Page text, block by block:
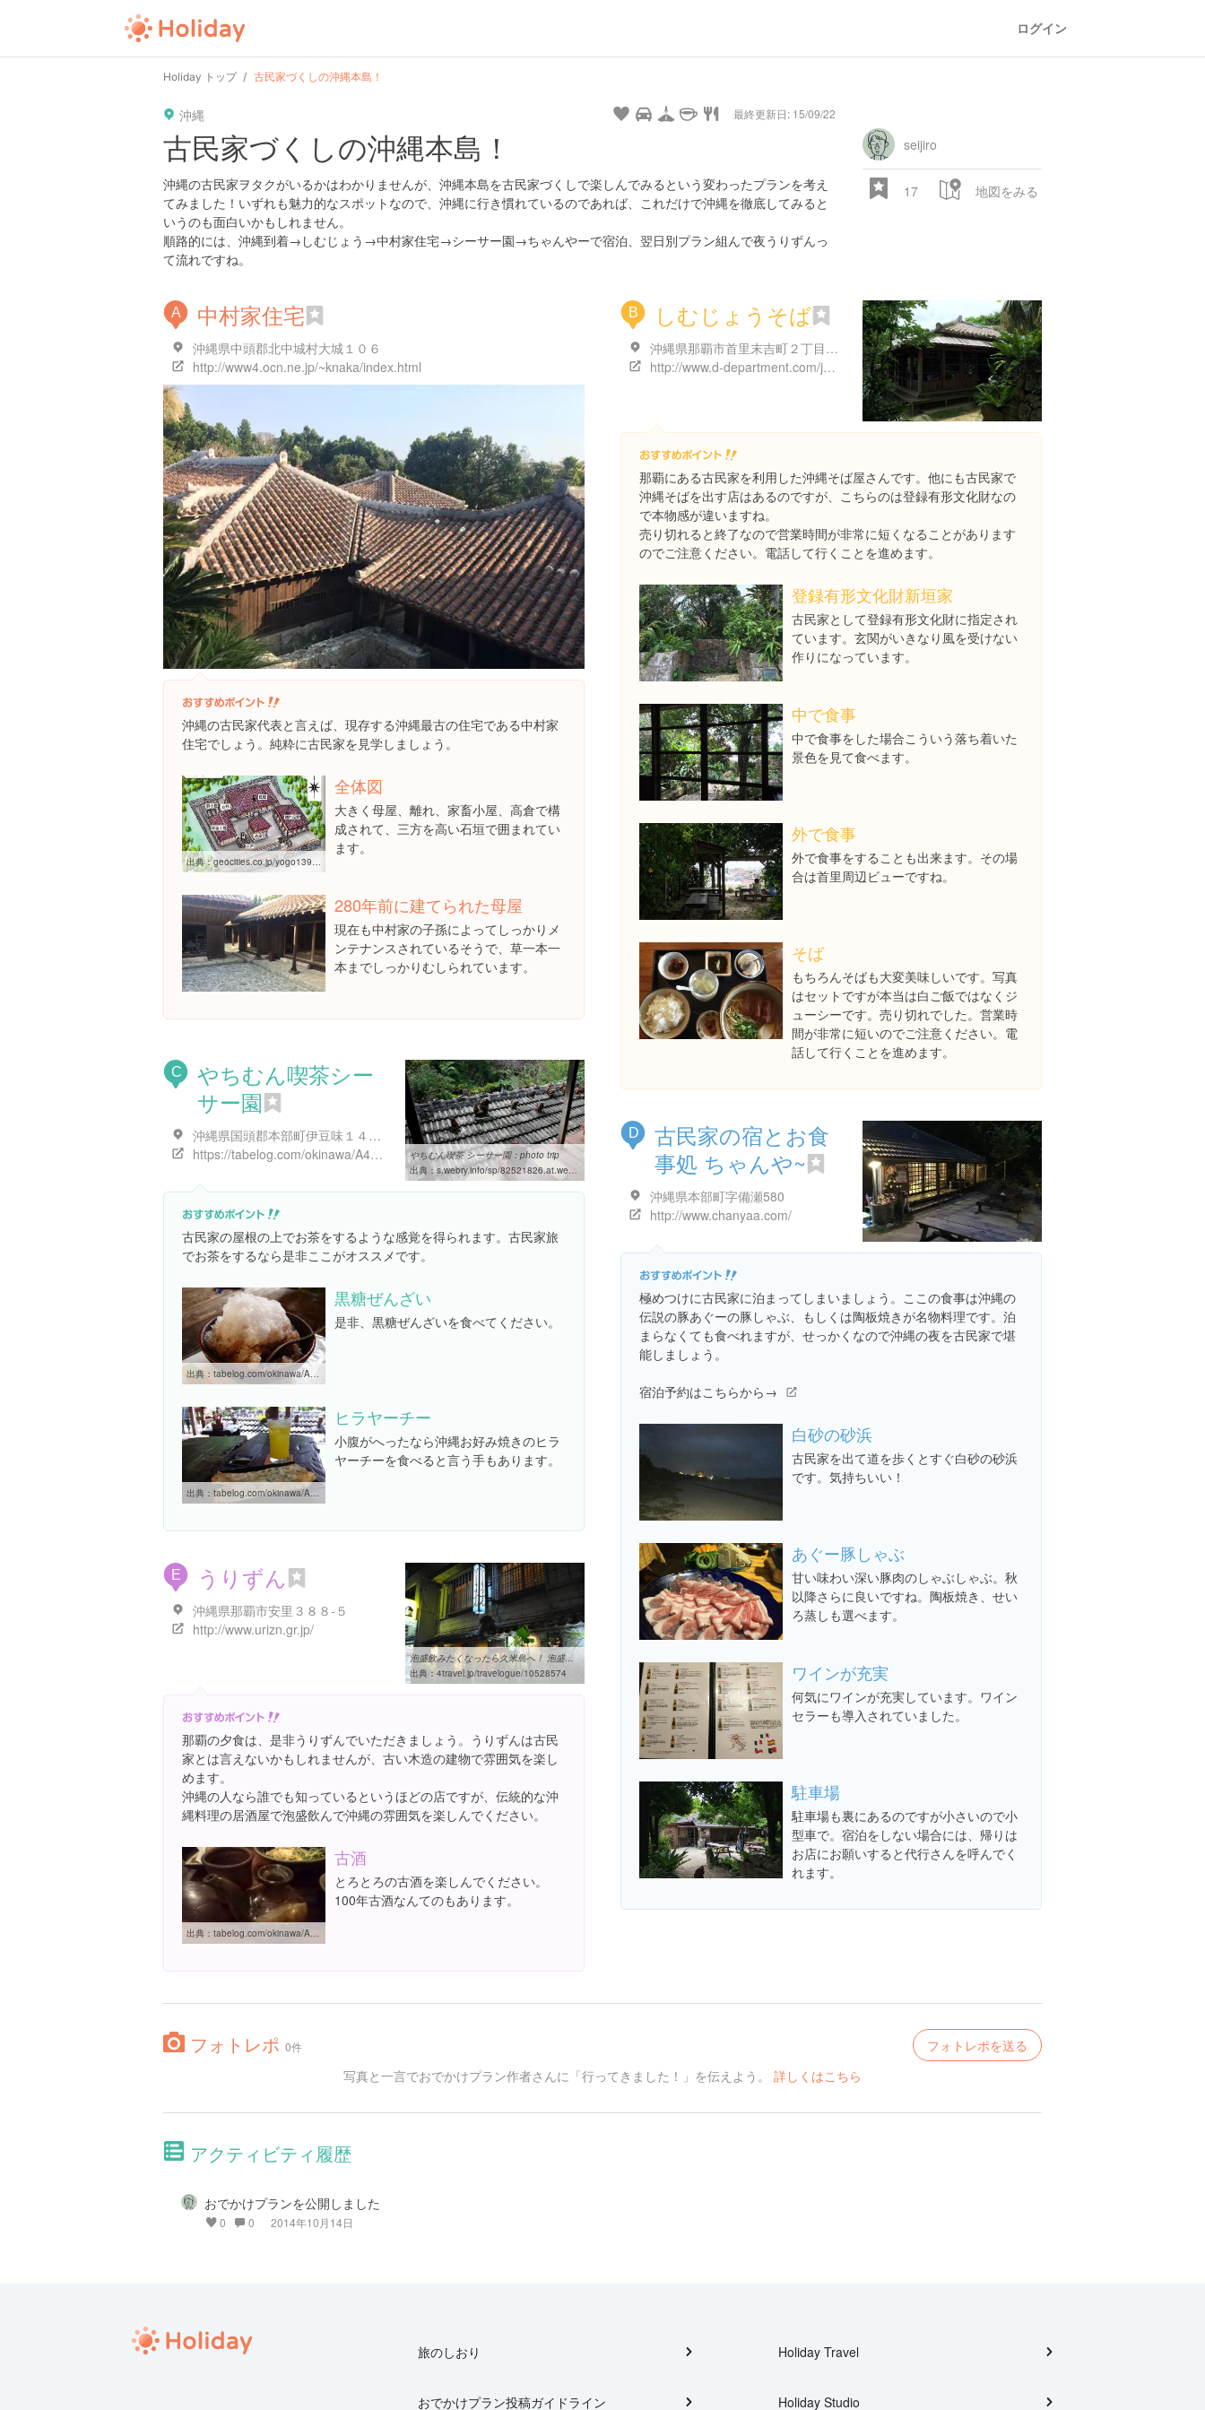
ログイン
Holiday トップ 古民家づくしの沖縄本島！
沖縄 最終更新日: 15/09/22
古民家づくしの沖縄本島！
沖縄の古民家ヲタクがいるかはわかりませんが、沖縄本島を古民家づくしで楽しんでみるという変わったプランを考え
てみました！いずれも魅力的なスポットなので、沖縄に行き慣れているのであれば、これだけで沖縄を徹底してみると
いうのも面白いかもしれません。
順路的には、沖縄到着→しむじょう→中村家住宅→シーサー園→ちゃんやーで宿泊、翌日別プラン組んで夜うりずんっ
て流れですね。
seijiro
17 地図をみる
A 中村家住宅
沖縄県中頭郡北中城村大城１０６
http://www4.ocn.ne.jp/~knaka/index.html
沖縄の古民家代表と言えば、現存する沖縄最古の住宅である中村家
住宅でしょう。純粋に古民家を見学しましょう。
出典：geocities.co.jp/yogo139/okinawa/kitanakagusukumura.htm
全体図
大きく母屋、離れ、家畜小屋、高倉で構
成されて、三方を高い石垣で囲まれてい
ます。
280年前に建てられた母屋
現在も中村家の子孫によってしっかりメ
ンテナンスされているそうで、草一本一
本までしっかりむしられています。
B しむじょうそば
沖縄県那覇市首里末吉町２丁目１２４-２
http://www.d-department.com/jp/archives/restaurants/7314
那覇にある古民家を利用した沖縄そば屋さんです。他にも古民家で
沖縄そばを出す店はあるのですが、こちらのは登録有形文化財なの
で本物感が違いますね。
売り切れると終了なので営業時間が非常に短くなることがあります
のでご注意ください。電話して行くことを進めます。
登録有形文化財新垣家
古民家として登録有形文化財に指定され
ています。玄関がいきなり風を受けない
作りになっています。
中で食事
中で食事をした場合こういう落ち着いた
景色を見て食べます。
外で食事
外で食事をすることも出来ます。その場
合は首里周辺ビューですね。
そば
もちろんそばも大変美味しいです。写真
はセットですが本当は白ご飯ではなくジ
ューシーです。売り切れでした。営業時
間が非常に短いのでご注意ください。電
話して行くことを進めます。
C
やちむん喫茶シー
サー園
沖縄県国頭郡本部町伊豆味１４３９
https://tabelog.com/okinawa/A4702/A470202/47000272/
やちむん喫茶 シーサー園：photo trip
出典：s.webry.info/sp/82521826.at.webry.info/200901/article_4.html
古民家の屋根の上でお茶をするような感覚を得られます。古民家旅
でお茶をするなら是非ここがオススメです。
出典： tabelog.com/okinawa/A4702/A470202/47000272/dtlrvwlst/3075100
黒糖ぜんざい
是非、黒糖ぜんざいを食べてください。
出典： tabelog.com/okinawa/A4702/A470202/47000272
ヒラヤーチー
小腹がへったなら沖縄お好み焼きのヒラ
ヤーチーを食べると言う手もあります。
D
古民家の宿とお食
事処 ちゃんや~
沖縄県本部町字備瀬580
http://www.chanyaa.com/
極めつけに古民家に泊まってしまいましょう。ここの食事は沖縄の
伝説の豚あぐーの豚しゃぶ、もしくは陶板焼きが名物料理です。泊
まらなくても食べれますが、せっかくなので沖縄の夜を古民家で堪
能しましょう。
宿泊予約はこちらから→
白砂の砂浜
古民家を出て道を歩くとすぐ白砂の砂浜
です。気持ちいい！
あぐー豚しゃぶ
甘い味わい深い豚肉のしゃぶしゃぶ。秋
以降さらに良いですね。陶板焼き、せい
ろ蒸しも選べます。
ワインが充実
何気にワインが充実しています。ワイン
セラーも導入されていました。
駐車場
駐車場も裏にあるのですが小さいので小
型車で。宿泊をしない場合には、帰りは
お店にお願いすると代行さんを呼んでく
れます。
E うりずん
沖縄県那覇市安里３８８-５
http://www.urizn.gr.jp/
泡盛飲みたくなったら久米島へ！ 泡盛編 』 [久米島]のブログ・旅行記 ...
出典： 4travel.jp/travelogue/10528574
那覇の夕食は、是非うりずんでいただきましょう。うりずんは古民
家とは言えないかもしれませんが、古い木造の建物で雰囲気を楽し
めます。
沖縄の人なら誰でも知っているというほどの店ですが、伝統的な沖
縄料理の居酒屋で泡盛飲んで沖縄の雰囲気を楽しんでください。
出典： tabelog.com/okinawa/A4701/A470101/47000019/dtlrvwlst/3256855
古酒
とろとろの古酒を楽しんでください。
100年古酒なんてのもあります。
フォトレポ 0件
フォトレポを送る
写真と一言でおでかけプラン作者さんに「行ってきました！」を伝えよう。 詳しくはこちら
アクティビティ履歴
おでかけプランを公開しました
0 0 2014年10月14日
旅のしおり
おでかけプラン投稿ガイドライン
Holiday Travel
Holiday Studio